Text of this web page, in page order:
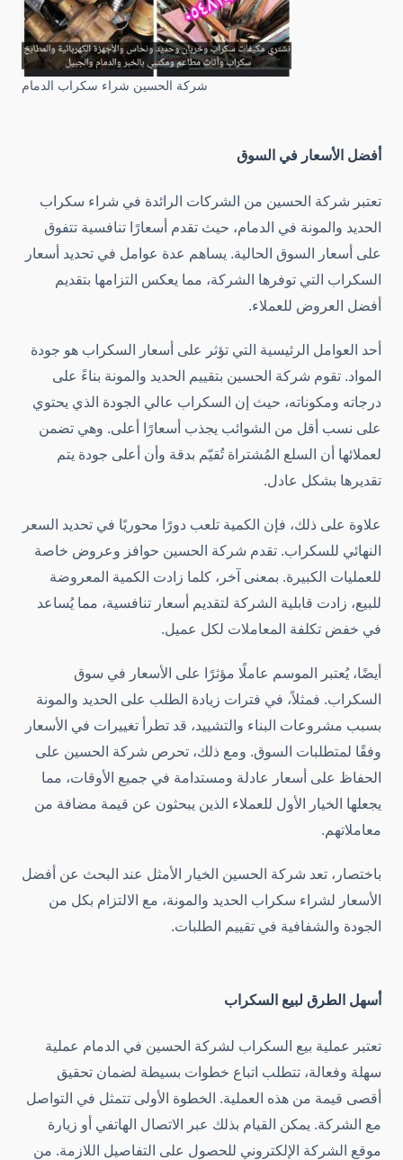
شركة الحسين شراء سكراب الدمام
أفضل الأسعار في السوق
تعتبر شركة الحسين من الشركات الرائدة في شراء سكراب
الحديد والمونة في الدمام، حيث تقدم أسعارًا تنافسية تتفوق
على أسعار السوق الحالية. يساهم عدة عوامل في تحديد أسعار
السكراب التي توفرها الشركة، مما يعكس التزامها بتقديم
أفضل العروض للعملاء.
أحد العوامل الرئيسية التي تؤثر على أسعار السكراب هو جودة
المواد. تقوم شركة الحسين بتقييم الحديد والمونة بناءً على
درجاته ومكوناته، حيث إن السكراب عالي الجودة الذي يحتوي
على نسب أقل من الشوائب يجذب أسعارًا أعلى. وهي تضمن
لعملائها أن السلع المُشتراة تُقيّم بدقة وأن أعلى جودة يتم
تقديرها بشكل عادل.
علاوة على ذلك، فإن الكمية تلعب دورًا محوريًا في تحديد السعر
النهائي للسكراب. تقدم شركة الحسين حوافز وعروض خاصة
للعمليات الكبيرة. بمعنى آخر، كلما زادت الكمية المعروضة
للبيع، زادت قابلية الشركة لتقديم أسعار تنافسية، مما يُساعد
في خفض تكلفة المعاملات لكل عميل.
أيضًا، يُعتبر الموسم عاملًا مؤثرًا على الأسعار في سوق
السكراب. فمثلاً، في فترات زيادة الطلب على الحديد والمونة
بسبب مشروعات البناء والتشييد، قد تطرأ تغييرات في الأسعار
وفقًا لمتطلبات السوق. ومع ذلك، تحرص شركة الحسين على
الحفاظ على أسعار عادلة ومستدامة في جميع الأوقات، مما
يجعلها الخيار الأول للعملاء الذين يبحثون عن قيمة مضافة من
معاملاتهم.
باختصار، تعد شركة الحسين الخيار الأمثل عند البحث عن أفضل
الأسعار لشراء سكراب الحديد والمونة، مع الالتزام بكل من
الجودة والشفافية في تقييم الطلبات.
أسهل الطرق لبيع السكراب
تعتبر عملية بيع السكراب لشركة الحسين في الدمام عملية
سهلة وفعالة، تتطلب اتباع خطوات بسيطة لضمان تحقيق
أقصى قيمة من هذه العملية. الخطوة الأولى تتمثل في التواصل
مع الشركة. يمكن القيام بذلك عبر الاتصال الهاتفي أو زيارة
موقع الشركة الإلكتروني للحصول على التفاصيل اللازمة. من